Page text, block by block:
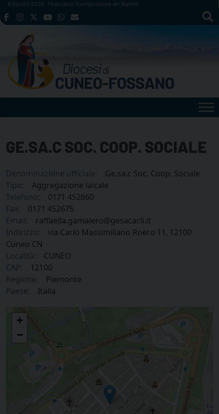
Skip
to
6 Agosto 2026 Festa della Trasfigurazione del Signore
GE.SA.C SOC. COOP. SOCIALE
Denominazione ufficiale:
Ge.sa.c Soc. Coop. Sociale
Tipo:
Aggregazione laicale
Telefono:
0171 452660
Fax:
0171 452675
Email:
raffaella.gamalero@gesacacli.it
Indirizzo:
via Carlo Massimiliano Roero 11, 12100
Cuneo CN
Località:
CUNEO
CAP:
12100
Regione:
Piemonte
Paese:
Italia
Ge.sa.c Soc. Coop. Sociale
+
−